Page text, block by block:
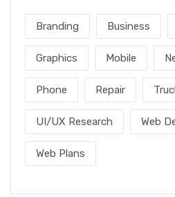
Branding Business
Graphics Mobile
Phone Repair
UI/UX Research Web
Web Plans